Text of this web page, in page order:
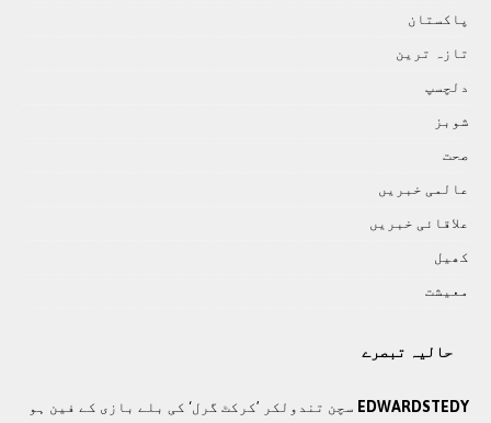
پاکستان
تازہ ترين
دلچسپ
شوبز
صحت
عالمی خبريں
علاقائی خبريں
کھيل
معيشت
حالیہ تبصرے
EDWARDSTEDY سچن تندولکر ’کرکٹ گرل‘ کی بلے بازی کے فین ہو